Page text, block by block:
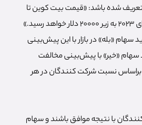
شده باشد: «قیمت بیت کوین تا
ساعت 00:00 روز 1 جولای 2023 به زیر 20000 دلار خواهد رسید.»
سهام «بله» در بازار با این پیش‌بینی
سهام «خیر» با پیش‌بینی مخالفت
نسبت شرکت کنندگان در هر
با نتیجه موافق باشند و سهام